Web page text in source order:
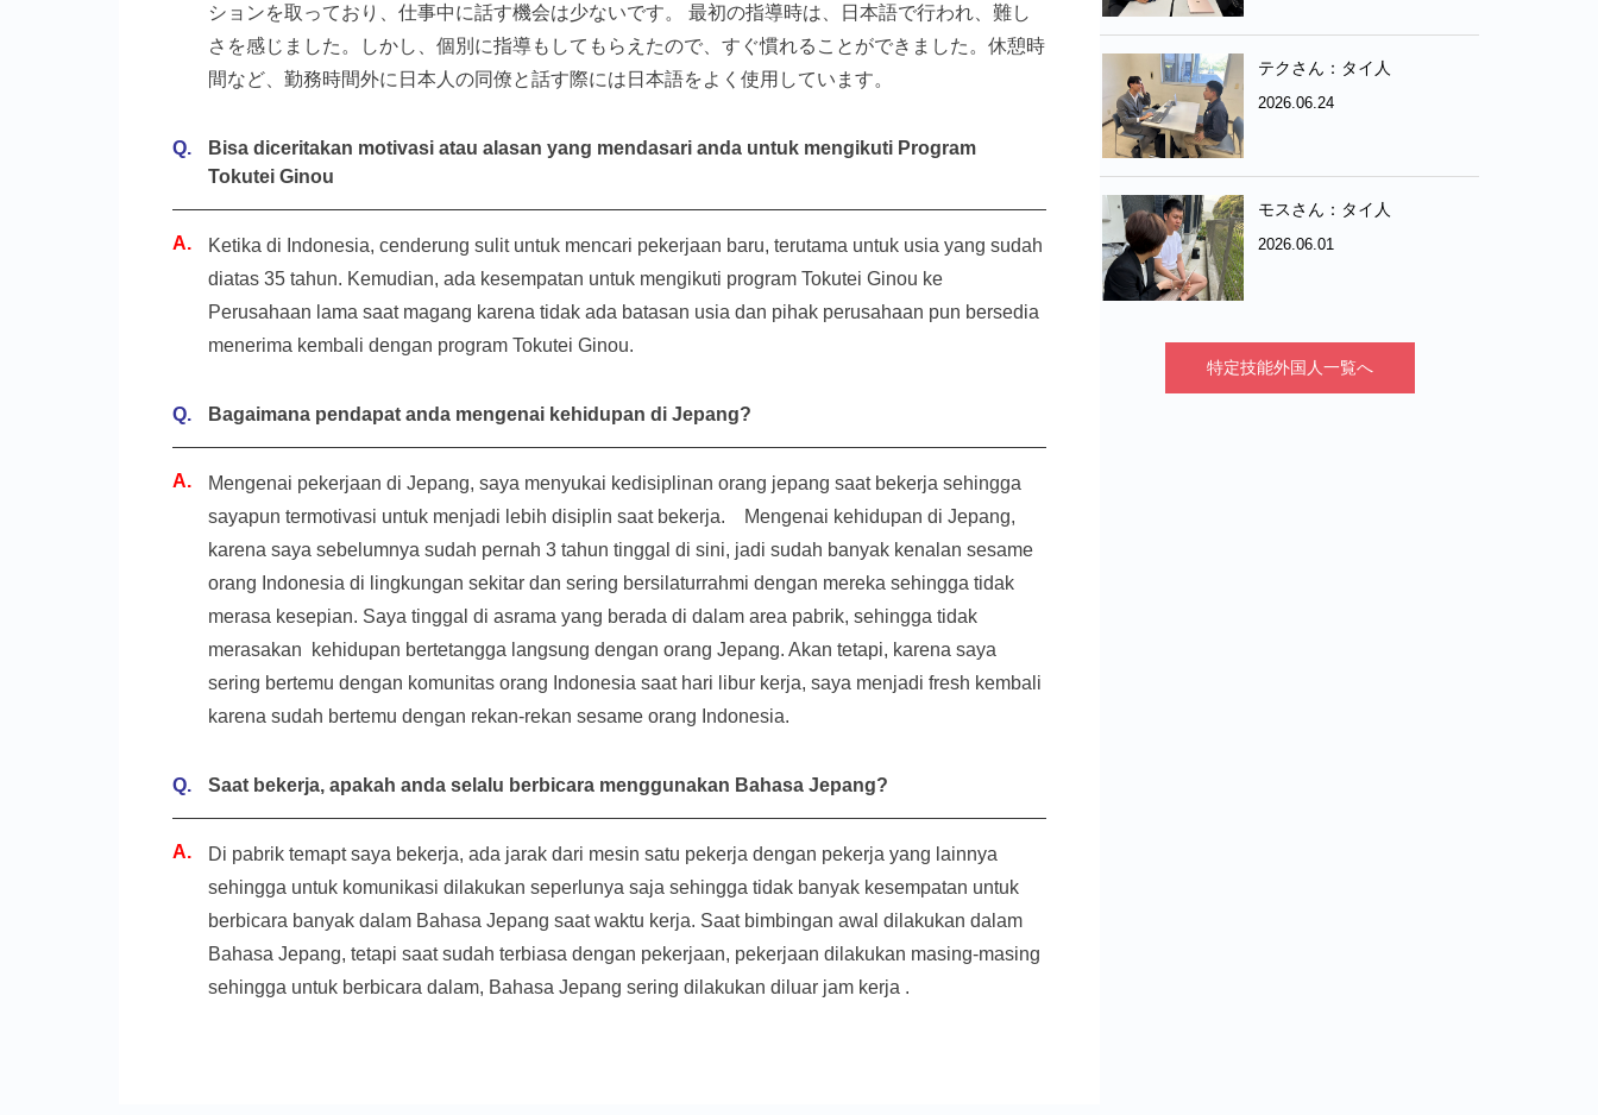
ションを取っており、仕事中に話す機会は少ないです。 最初の指導時は、日本語で行われ、難し
さを感じました。しかし、個別に指導もしてもらえたので、すぐ慣れることができました。休憩時
間など、勤務時間外に日本人の同僚と話す際には日本語をよく使用しています。
Bisa diceritakan motivasi atau alasan yang mendasari anda untuk mengikuti Program
Tokutei Ginou
Ketika di Indonesia, cenderung sulit untuk mencari pekerjaan baru, terutama untuk usia yang sudah
diatas 35 tahun. Kemudian, ada kesempatan untuk mengikuti program Tokutei Ginou ke
Perusahaan lama saat magang karena tidak ada batasan usia dan pihak perusahaan pun bersedia
menerima kembali dengan program Tokutei Ginou.
Bagaimana pendapat anda mengenai kehidupan di Jepang?
Mengenai pekerjaan di Jepang, saya menyukai kedisiplinan orang jepang saat bekerja sehingga
sayapun termotivasi untuk menjadi lebih disiplin saat bekerja. Mengenai kehidupan di Jepang,
karena saya sebelumnya sudah pernah 3 tahun tinggal di sini, jadi sudah banyak kenalan sesame
orang Indonesia di lingkungan sekitar dan sering bersilaturrahmi dengan mereka sehingga tidak
merasa kesepian. Saya tinggal di asrama yang berada di dalam area pabrik, sehingga tidak
merasakan kehidupan bertetangga langsung dengan orang Jepang. Akan tetapi, karena saya
sering bertemu dengan komunitas orang Indonesia saat hari libur kerja, saya menjadi fresh kembali
karena sudah bertemu dengan rekan-rekan sesame orang Indonesia.
Saat bekerja, apakah anda selalu berbicara menggunakan Bahasa Jepang?
Di pabrik temapt saya bekerja, ada jarak dari mesin satu pekerja dengan pekerja yang lainnya
sehingga untuk komunikasi dilakukan seperlunya saja sehingga tidak banyak kesempatan untuk
berbicara banyak dalam Bahasa Jepang saat waktu kerja. Saat bimbingan awal dilakukan dalam
Bahasa Jepang, tetapi saat sudah terbiasa dengan pekerjaan, pekerjaan dilakukan masing-masing
sehingga untuk berbicara dalam, Bahasa Jepang sering dilakukan diluar jam kerja .
テクさん：タイ人
2026.06.24
モスさん：タイ人
2026.06.01
特定技能外国人一覧へ